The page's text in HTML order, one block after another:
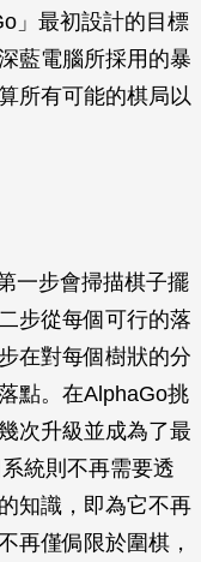
」最初設計的目標
藍電腦所採用的暴
所有可能的棋局以
一步會掃描棋子擺
步從每個可行的落
在對每個樹狀的分
點。在AlphaGo挑
次升級並成為了最
統則不再需要透
知識，即為它不再
再僅侷限於圍棋，